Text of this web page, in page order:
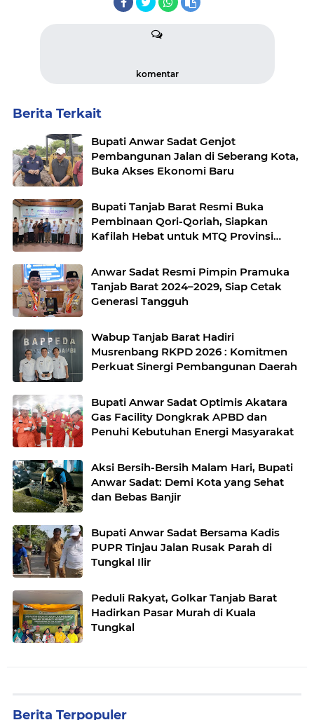
komentar
Berita Terkait
Bupati Anwar Sadat Genjot
Pembangunan Jalan di Seberang Kota,
Buka Akses Ekonomi Baru
Bupati Tanjab Barat Resmi Buka
Pembinaan Qori-Qoriah, Siapkan
Kafilah Hebat untuk MTQ Provinsi
Anwar Sadat Resmi Pimpin Pramuka
Tanjab Barat 2024–2029, Siap Cetak
Generasi Tangguh
Wabup Tanjab Barat Hadiri
Musrenbang RKPD 2026 : Komitmen
Perkuat Sinergi Pembangunan Daerah
Bupati Anwar Sadat Optimis Akatara
Gas Facility Dongkrak APBD dan
Penuhi Kebutuhan Energi Masyarakat
Aksi Bersih-Bersih Malam Hari, Bupati
Anwar Sadat: Demi Kota yang Sehat
dan Bebas Banjir
Bupati Anwar Sadat Bersama Kadis
PUPR Tinjau Jalan Rusak Parah di
Tungkal Ilir
Peduli Rakyat, Golkar Tanjab Barat
Hadirkan Pasar Murah di Kuala
Tungkal
Berita Terpopuler